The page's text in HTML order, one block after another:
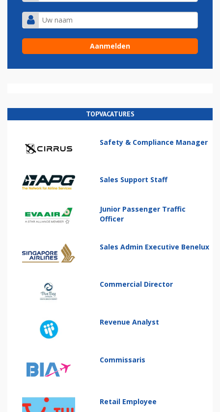
TOPVACATURES
Safety & Compliance Manager
Sales Support Staff
Junior Passenger Traffic
Officer
Sales Admin Executive Benelux
Commercial Director
Revenue Analyst
Commissaris
Retail Employee